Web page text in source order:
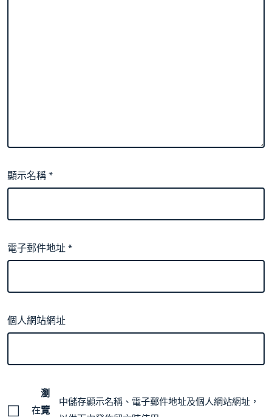
顯示名稱*
電子郵件地址*
個人網站網址
在
瀏
覽
中儲存顯示名稱、電子郵件地址及個人網站網址，